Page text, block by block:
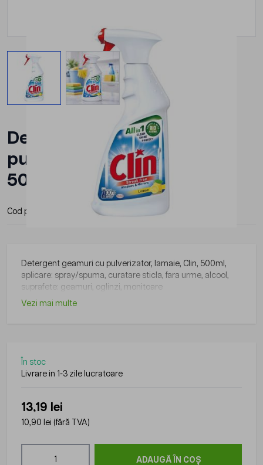
View larger imageView larger image
Detergent geamuri cu
pulverizator, Lamaie, CLIN,
500ml
Cod produs:
Detergent geamuri cu pulverizator, lamaie, Clin, 500ml,
aplicare: spray/spuma, curatare sticla, fara urme, alcool,
suprafete: geamuri, oglinzi, monitoare
Vezi mai multe
În stoc
Livrare in 1-3 zile lucratoare
13,19 lei
10,90 lei (fără TVA)
ADAUGĂ ÎN COȘ